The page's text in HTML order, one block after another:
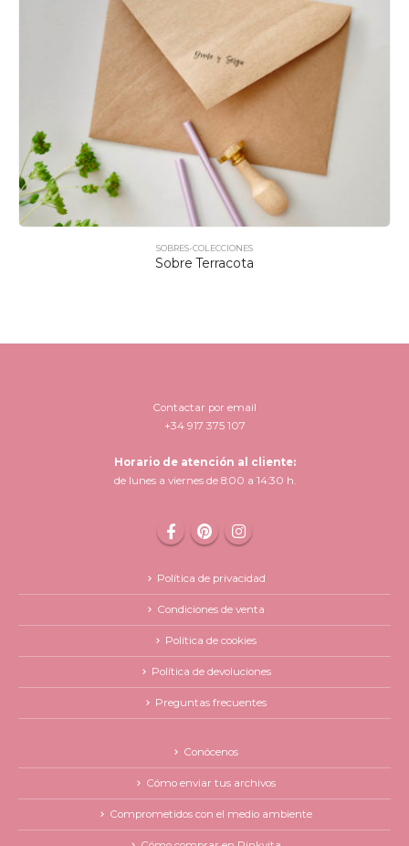
SOBRES-COLECCIONES
Sobre Terracota
Contactar por email
+34 917 375 107
Horario de atención al cliente:
de lunes a viernes de 8:00 a 14:30 h.
Política de privacidad
Condiciones de venta
Política de cookies
Política de devoluciones
Preguntas frecuentes
Conócenos
Cómo enviar tus archivos
Comprometidos con el medio ambiente